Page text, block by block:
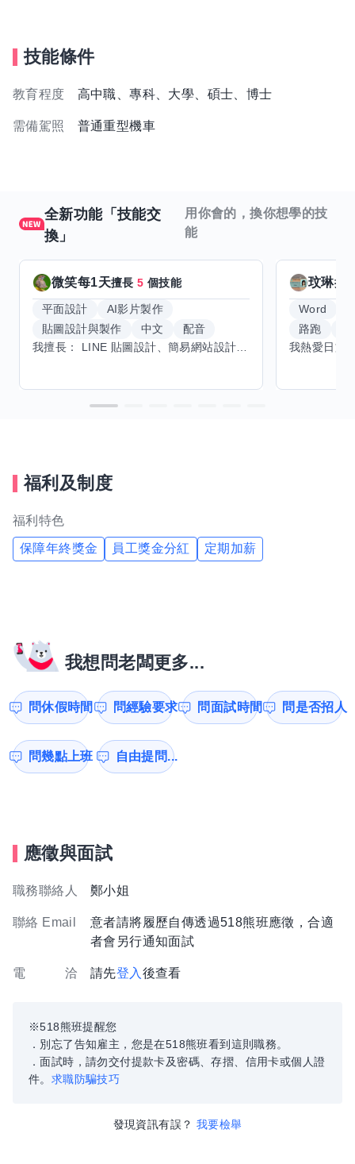
技能條件
教育程度 高中職、專科、大學、碩士、博士
需備駕照 普通重型機車
全新功能「技能交
換」
用你會的，換你想學的技
能
微笑每1天擅長5 個技能
平面設計
AI影片製作
貼圖設計與製作
中文
配音
玟琳擅
Word
路跑
福利及制度
福利特色
保障年終獎金 員工獎金分紅 定期加薪
我想問老闆更多...
問休假時間 問經驗要求 問面試時間 問是否招人
問幾點上班 自由提問...
應徵與面試
職務聯絡人 鄭小姐
聯絡 Email
意者請將履歷自傳透過518熊班應徵，合適
者會另行通知面試
電 洽 請先登入 後查看
※518熊班提醒您
．別忘了告知雇主，您是在518熊班看到這則職務。
．面試時，請勿交付提款卡及密碼、存摺、信用卡或個人證
件。 求職防騙技巧
發現資訊有誤？ 我要檢舉